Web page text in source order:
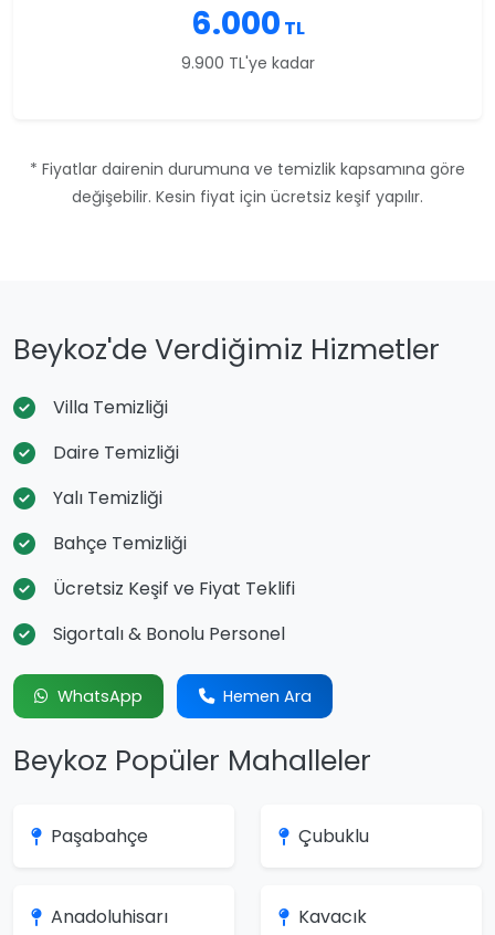
6.000 TL
9.900 TL'ye kadar
* Fiyatlar dairenin durumuna ve temizlik kapsamına göre
değişebilir. Kesin fiyat için ücretsiz keşif yapılır.
Beykoz'de Verdiğimiz Hizmetler
Villa Temizliği
Daire Temizliği
Yalı Temizliği
Bahçe Temizliği
Ücretsiz Keşif ve Fiyat Teklifi
Sigortalı & Bonolu Personel
WhatsApp Hemen Ara
Beykoz Popüler Mahalleler
Paşabahçe Çubuklu
Anadoluhisarı Kavacık